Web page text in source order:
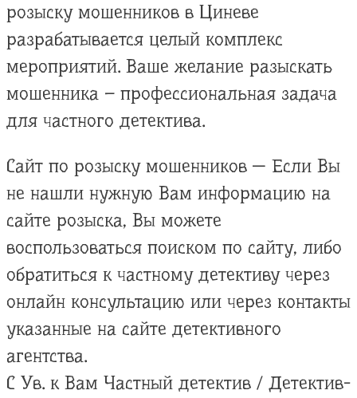
розыску мошенников в Циневе
разрабатывается целый комплекс
мероприятий. Ваше желание разыскать
мошенника – профессиональная задача
для частного детектива.
Сайт по розыску мошенников — Если Вы
не нашли нужную Вам информацию на
сайте розыска, Вы можете
воспользоваться поиском по сайту, либо
обратиться к частному детективу через
онлайн консультацию или через контакты
указанные на сайте детективного
агентства.
С Ув. к Вам Частный детектив / Детектив-